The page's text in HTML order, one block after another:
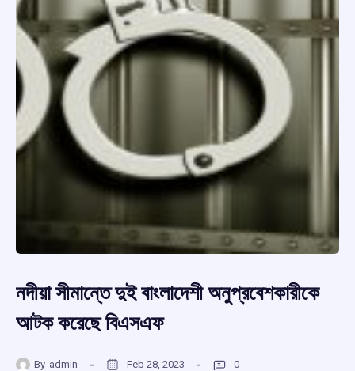
নদীয়া সীমান্তে দুই বাংলাদেশী অনুপ্রবেশকারীকে
আটক করেছে বিএসএফ
By admin Feb 28, 2023 0